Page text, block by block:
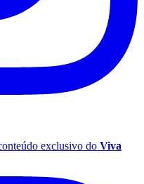
exclusivo do Viva